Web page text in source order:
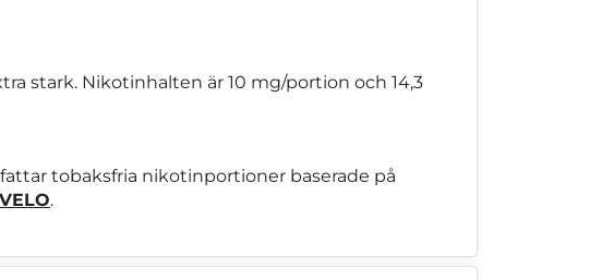
stark. Nikotinhalten är 10 mg/portion och 14,3
tobaksfria nikotinportioner baserade på
.